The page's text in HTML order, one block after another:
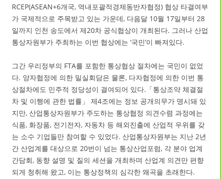
RCEP(ASEAN+6개국, 역내포괄적경제동반자협정) 협상 타결여부
가 국제적으로 주목받고 있는 가운데, 다음달 10월 17일부터 28
일까지 인천 송도에서 제20차 공식협상이 개최된다. 그러나 산업
통상자원부가 주최하는 이번 협상에는 ‘국민’이 빠져있다.
그간 우리정부의 FTA를 포함한 통상협상 절차에는 국민이 없었
다. 양자협정에 의한 밀실회담은 물론, 다자협정에 의한 이번 통
상절차에도 민주적 정당성이 결여되어 있다.「통상조약 체결절
차 및 이행에 관한 법률」 제4조에는 정보 공개의무가 명시돼 있
지만, 산업통상자원부가 주도하는 통상협정 의견수렴 과정에는
식품, 화장품, 전기전자, 자동차 등 해외진출에 산업적 우위를 갖
는 소수 기업들만 참여할 수 있었다. 산업통상자원부는 지난 2년
간 산업계를 대상으로 20번이 넘는 통상산업포럼, 각 분야 업계
간담회, 동향 설명 및 질의 세션을 개최하며 산업계 의견만 편향
되게 청취해 왔고, 이는 통상정책의 심각한 왜곡을 초래한다.